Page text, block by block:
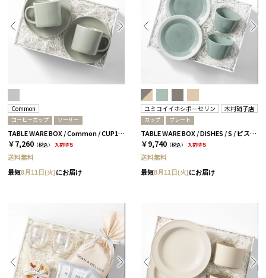
Common
コーヒーカップ ソーサー
TABLE WARE BOX / Common / CUP180ml&SAUCER / グレー［コモン］
￥7,260 （税込） 入荷待ち
送料無料
最短8月11日(火)にお届け
ユミコイイホシポーセリン 木村硝子店
カップ プレート
TABLE WARE BOX / DISHES / S / ピスタチオグリーン［イイホシユミコ×木村硝子店］
￥9,740 （税込） 入荷待ち
送料無料
最短8月11日(火)にお届け